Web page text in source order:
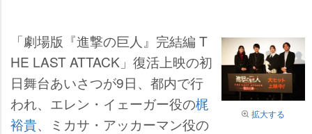
拡大する
「劇場版『進撃の巨人』完結編 T
HE LAST ATTACK」復活上映の初
日舞台あいさつが9日、都内で行
われ、エレン・イェーガー役の梶
裕貴、ミカサ・アッカーマン役の